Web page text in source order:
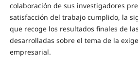
colaboración de sus investigadores
satisfacción del trabajo cumplido, la
que recoge los resultados finales de
desarrolladas sobre el tema de la
empresarial.